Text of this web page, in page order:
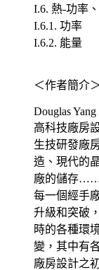
I.6. 熱-功率
I.6.1. 功率
I.6.2. 能量
＜作者簡介＞
Douglas Yang
高科技廠房
生技研發廠
造、現代的
廠的儲存
每一個經手
升級和突破
時的各種環
變，其中有
廠房設計之